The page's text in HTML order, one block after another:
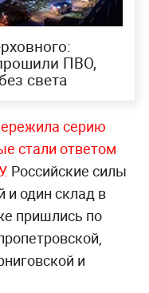
ПВО,
света
серию
стали ответом
Российские силы
и один склад в
пришлись по
и